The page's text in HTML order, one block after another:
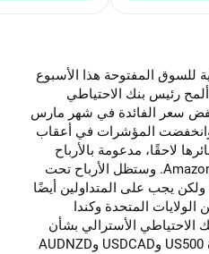
للسوق المفتوحة هذا الأسبوع
رئيس بنك الاحتياطي
خفض سعر الفائدة في شهر مارس
المؤشرات في أعقاب
لاحقًا، مدعومة بالأرباح
القوية من Meta Platforms وAmazon. وستظل الأرباح تحت
ولكن يجب على المتداولين أيضًا
الولايات المتحدة وكندا
الاحتياطي الأسترالي بشأن
نسبة الفائدة. تأكد من مشاهدة US500 وUSDCAD وAUDNZD